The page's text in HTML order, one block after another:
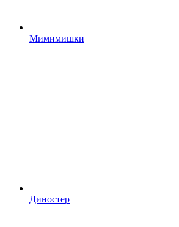
Мимимишки
Диностер